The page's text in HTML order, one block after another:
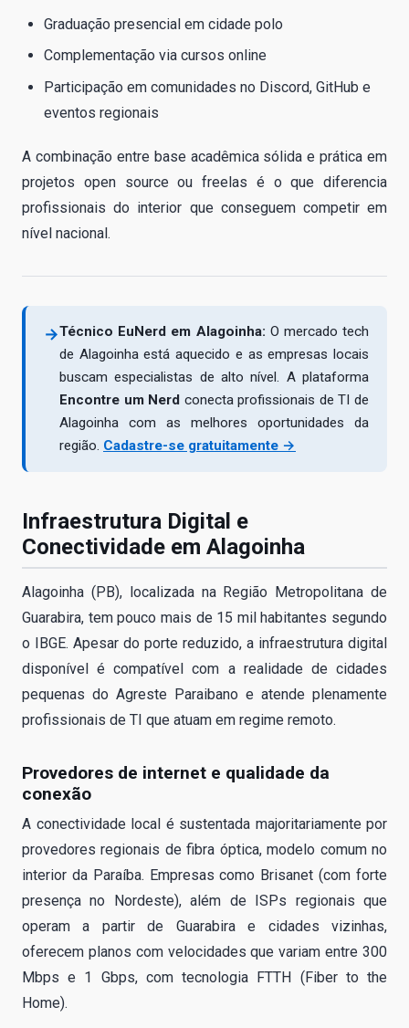
Graduação presencial em cidade polo
Complementação via cursos online
Participação em comunidades no Discord, GitHub e
eventos regionais
A combinação entre base acadêmica sólida e prática em
projetos open source ou freelas é o que diferencia
profissionais do interior que conseguem competir em
nível nacional.
→Técnico EuNerd em Alagoinha: O mercado tech
de Alagoinha está aquecido e as empresas locais
buscam especialistas de alto nível. A plataforma
Encontre um Nerd conecta profissionais de TI de
Alagoinha com as melhores oportunidades da
região. Cadastre-se gratuitamente →
Infraestrutura Digital e
Conectividade em Alagoinha
Alagoinha (PB), localizada na Região Metropolitana de
Guarabira, tem pouco mais de 15 mil habitantes segundo
o IBGE. Apesar do porte reduzido, a infraestrutura digital
disponível é compatível com a realidade de cidades
pequenas do Agreste Paraibano e atende plenamente
profissionais de TI que atuam em regime remoto.
Provedores de internet e qualidade da
conexão
A conectividade local é sustentada majoritariamente por
provedores regionais de fibra óptica, modelo comum no
interior da Paraíba. Empresas como Brisanet (com forte
presença no Nordeste), além de ISPs regionais que
operam a partir de Guarabira e cidades vizinhas,
oferecem planos com velocidades que variam entre 300
Mbps e 1 Gbps, com tecnologia FTTH (Fiber to the
Home).